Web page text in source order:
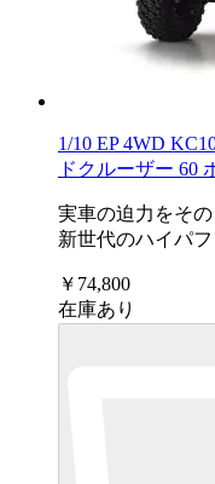
1/10 EP 4WD
ドクルーザー 60
実車の迫力をその
新世代のハイパ
￥74,800
在庫あり